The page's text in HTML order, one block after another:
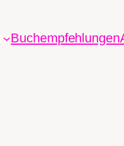
Buchempfehlungen